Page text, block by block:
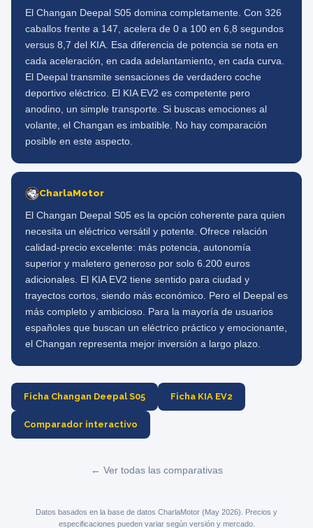
El Changan Deepal S05 domina completamente. Con 326
caballos frente a 147, acelera de 0 a 100 en 6,8 segundos
versus 8,7 del KIA. Esa diferencia de potencia se nota en
cada aceleración, en cada adelantamiento, en cada curva.
El Deepal transmite sensaciones de verdadero coche
deportivo eléctrico. El KIA EV2 es competente pero
anodino, un simple transporte. Si buscas emociones al
volante, el Changan es imbatible. No hay comparación
posible en este aspecto.
CharlaMotor
El Changan Deepal S05 es la opción coherente para quien
necesita un eléctrico versátil y potente. Ofrece relación
calidad-precio excelente: más potencia, autonomía
superior y maletero generoso por solo 6.200 euros
adicionales. El KIA EV2 tiene sentido para ciudad y
trayectos cortos, siendo más económico. Pero el Deepal es
más completo y ambicioso. Para la mayoría de usuarios
españoles que buscan un eléctrico práctico y emocionante,
el Changan representa mejor inversión a largo plazo.
Ficha Changan Deepal S05 Ficha KIA EV2
Comparador interactivo
← Ver todas las comparativas
Datos basados en la base de datos CharlaMotor (May 2026). Precios y
especificaciones pueden variar según versión y mercado.